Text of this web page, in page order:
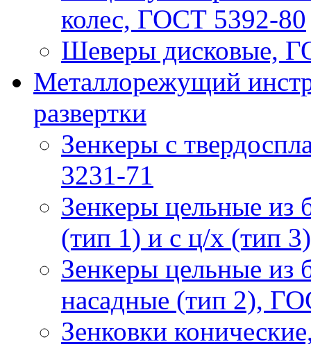
колес, ГОСТ 5392-80
Шеверы дисковые,
Металлорежущий
развертки
Зeнкeры с
3231-71
Зeнкeры цельные из
(тип 1) и с ц/х (тип
Зeнкeры цельные из
насадные (тип 2),
Зенковки